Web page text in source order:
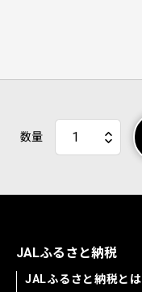
数量
JALふるさと納税
JALふるさと納税とは